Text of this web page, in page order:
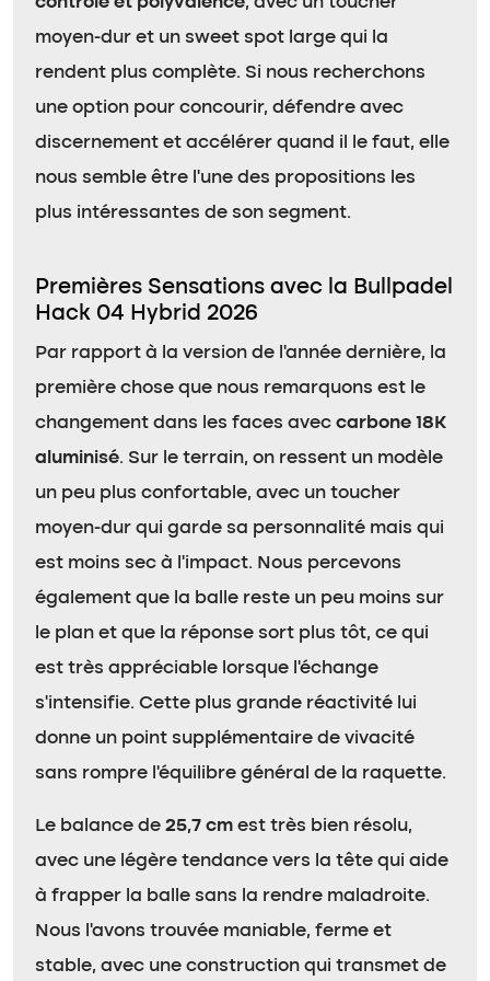
moyen-dur et un sweet spot large qui la
rendent plus complète. Si nous recherchons
une option pour concourir, défendre avec
discernement et accélérer quand il le faut, elle
nous semble être l’une des propositions les
plus intéressantes de son segment.
Premières Sensations avec la Bullpadel
Hack 04 Hybrid 2026
Par rapport à la version de l’année dernière, la
première chose que nous remarquons est le
changement dans les faces avec carbone 18K
aluminisé. Sur le terrain, on ressent un modèle
un peu plus confortable, avec un toucher
moyen-dur qui garde sa personnalité mais qui
est moins sec à l’impact. Nous percevons
également que la balle reste un peu moins sur
le plan et que la réponse sort plus tôt, ce qui
est très appréciable lorsque l’échange
s’intensifie. Cette plus grande réactivité lui
donne un point supplémentaire de vivacité
sans rompre l’équilibre général de la raquette.
Le balance de 25,7 cm est très bien résolu,
avec une légère tendance vers la tête qui aide
à frapper la balle sans la rendre maladroite.
Nous l’avons trouvée maniable, ferme et
stable, avec une construction qui transmet de